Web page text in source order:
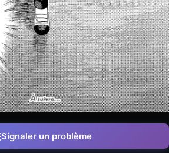
Signaler un problème